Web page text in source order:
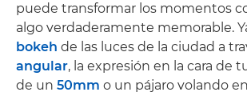
puede transformar los momentos
algo verdaderamente memorable.
bokeh de las luces de la ciudad a
angular, la expresión en la cara de
de un 50mm o un pájaro volando